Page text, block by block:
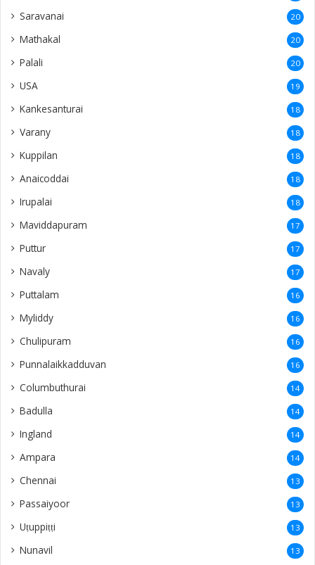
Saravanai 20
Mathakal 20
Palali 20
USA 19
Kankesanturai 18
Varany 18
Kuppilan 18
Anaicoddai 18
Irupalai 18
Maviddapuram 17
Puttur 17
Navaly 17
Puttalam 16
Myliddy 16
Chulipuram 16
Punnalaikkadduvan 16
Columbuthurai 14
Badulla 14
Ingland 14
Ampara 14
Chennai 13
Passaiyoor 13
Uṭuppiṭṭi 13
Nunavil 13